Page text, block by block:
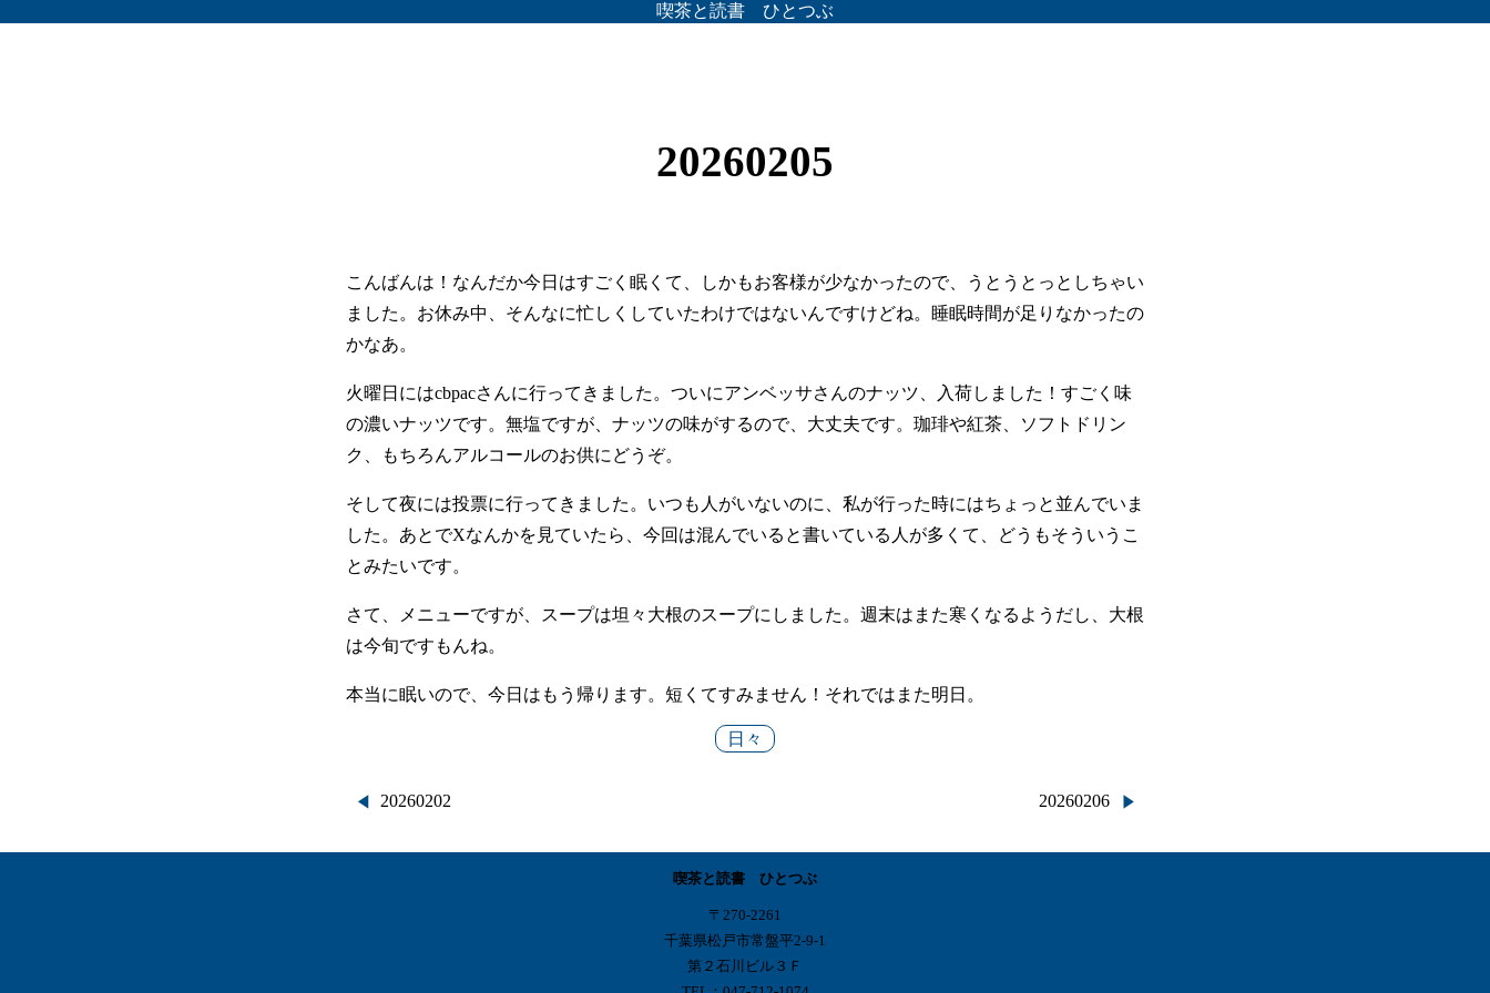
喫茶と読書 ひとつぶ
20260205
こんばんは！なんだか今日はすごく眠くて、しかもお客様が少なかったので、うとうとっとしちゃい
ました。お休み中、そんなに忙しくしていたわけではないんですけどね。睡眠時間が足りなかったの
かなあ。
火曜日にはcbpacさんに行ってきました。ついにアンベッサさんのナッツ、入荷しました！すごく味
の濃いナッツです。無塩ですが、ナッツの味がするので、大丈夫です。珈琲や紅茶、ソフトドリン
ク、もちろんアルコールのお供にどうぞ。
そして夜には投票に行ってきました。いつも人がいないのに、私が行った時にはちょっと並んでいま
した。あとでXなんかを見ていたら、今回は混んでいると書いている人が多くて、どうもそういうこ
とみたいです。
さて、メニューですが、スープは坦々大根のスープにしました。週末はまた寒くなるようだし、大根
は今旬ですもんね。
本当に眠いので、今日はもう帰ります。短くてすみません！それではまた明日。
日々
投
稿
20260202 20260206
喫茶と読書 ひとつぶ
〒270-2261
千葉県松戸市常盤平2-9-1
第２石川ビル３Ｆ